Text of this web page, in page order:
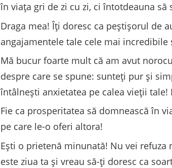
în viața gri de zi cu zi, ci întotdeauna să
Draga mea! Îți doresc ca peștișorul de
angajamentele tale cele mai
Mă bucur foarte mult că am avut
despre care se spune: sunteți pur și
întâlnești anxietatea pe calea vieții tale!
Fie ca prosperitatea să domnească în
pe care le-o oferi altora!
Ești o prietenă minunată! Nu vei
este ziua ta și vreau să-ți doresc ca